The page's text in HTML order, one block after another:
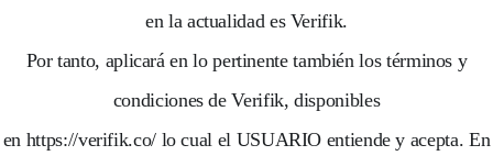
en la actualidad es Verifik.
Por tanto, aplicará en lo pertinente también los términos y
condiciones de Verifik, disponibles
en https://verifik.co/ lo cual el USUARIO entiende y acepta. En